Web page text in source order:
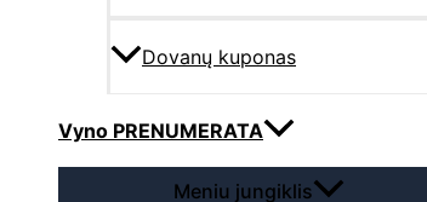
Dovanų kuponas
Vyno PRENUMERATA
Meniu jungiklis